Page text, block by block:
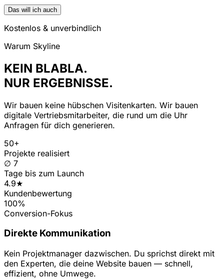
Das will ich auch
Kostenlos & unverbindlich
Warum Skyline
KEIN BLABLA.
NUR ERGEBNISSE.
Wir bauen keine hübschen Visitenkarten. Wir bauen
digitale Vertriebsmitarbeiter, die rund um die Uhr
Anfragen für dich generieren.
50+
Projekte realisiert
∅ 7
Tage bis zum Launch
4.9★
Kundenbewertung
100%
Conversion-Fokus
Direkte Kommunikation
Kein Projektmanager dazwischen. Du sprichst direkt mit
den Experten, die deine Website bauen — schnell,
effizient, ohne Umwege.